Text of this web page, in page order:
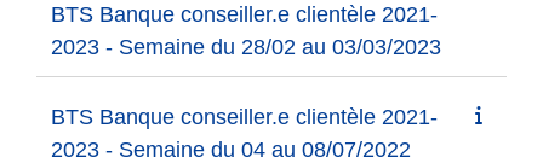
BTS Banque conseiller.e clientèle 2021-
2023 - Semaine du 28/02 au 03/03/2023
BTS Banque conseiller.e clientèle 2021-
2023 - Semaine du 04 au 08/07/2022